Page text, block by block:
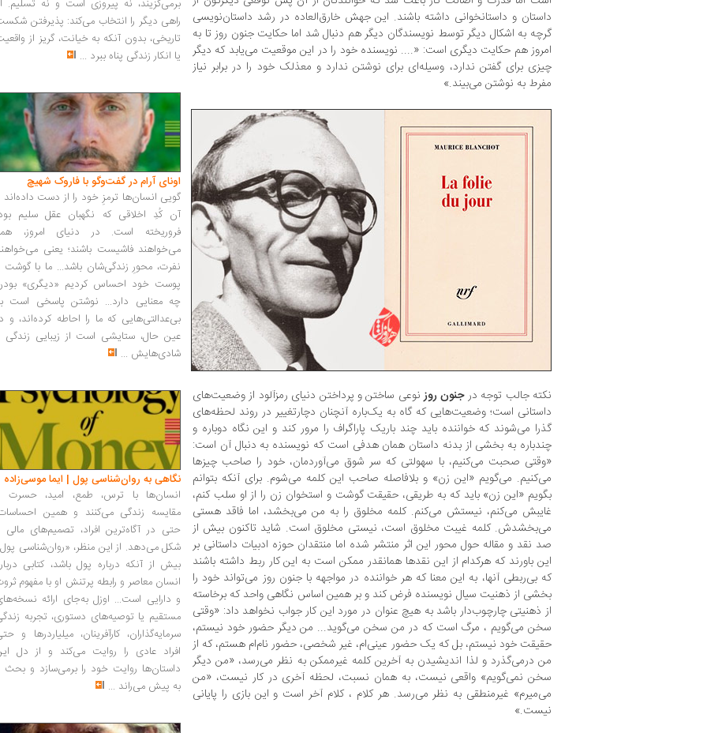
داستان و داستانخوانی داشته باشند. این جهش خارق‌العاده در رشد داستان‌نویسی
گرچه به اشکال دیگر توسط نویسندگان دیگر هم دنبال شد اما حکایت جنون روز تا به
امروز هم حکایت دیگری است: «.... نویسنده خود را در این موقعیت می‌یابد که دیگر
چیزی برای گفتن ندارد، وسیله‌ای برای نوشتن ندارد و معذلک خود را در برابر نیاز
مفرط به نوشتن می‌بیند.»
نکته جالب توجه درجنون روزنوعی ساختن و پرداختن دنیای رمزآلود از وضعیت‌های
داستانی است؛ وضعیت‌هایی که گاه به یک‌باره آنچنان دچارتغییر در روند لحظه‌های
گذرا می‌شوند که خواننده باید چند باریک پاراگراف را مرور کند و این نگاه دوباره و
چندباره به بخشی از بدنه داستان همان هدفی است که نویسنده به دنبال آن است:
«وقتی صحبت می‌کنیم، با سهولتی که سر شوق می‌آوردمان، خود را صاحب چیزها
می‌کنیم. می‌گویم «این زن» و بلافاصله صاحب این کلمه می‌شوم. برای آنکه بتوانم
بگویم «این زن» باید که به طریقی، حقیقت گوشت و استخوان زن را از او سلب ‌کنم،
غایبش می‌کنم، نیستش می‌کنم. کلمه مخلوق را به من می‌بخشد، اما فاقد هستی
می‌بخشدش. کلمه غیبت مخلوق است، نیستی مخلوق است. شاید تاکنون بیش از
صد نقد و مقاله حول محور این اثر منتشر شده اما منتقدان حوزه ادبیات داستانی بر
این باورند که هرکدام از این نقدها همانقدر ممکن است به این کار ربط داشته باشند
که بی‌ربطی آنها، به این معنا که هر خواننده در مواجهه با جنون روز می‌تواند خود را
بخشی از ذهنیت سیال نویسنده فرض کند و بر همین اساس نگاهی واحد که برخاسته
از ذهنیتی چارچوب‌دار باشد به هیچ عنوان در مورد این کار جواب نخواهد داد: «وقتی
سخن می‌گویم ، مرگ است که در من سخن می‌گوید... من دیگر حضور خود نیستم،
حقیقت خود نیستم، بل که یک حضور عینی‌ام، غیر شخصی، حضور نام‌ام هستم، که از
من درمی‌گذرد و لذا اندیشیدن به آخرین کلمه غیرممکن به نظر می‌رسد، «من دیگر
سخن نمی‌گویم» واقعی نیست، به همان نسبت، لحظه آخری در کار نیست، «من
می‌میرم» غیرمنطقی به نظر می‌رسد. هر کلام ، کلام آخر است و این بازی را پایانی
نیست.»
برمی‌گزیند، نه پیروزی است و نه تسلیم.
راهی دیگر را انتخاب می‌کند: پذیرفتن
تاریخی، بدون آنکه به خیانت، گریز از
یا انکار زندگی پناه ببرد ...
اونای آرام در گفت‌وگو با فاروک شهیچ‭
گویی انسان‌ها ترمزِ خود را از دست داده‌اند
آن کُدِ اخلاقی که نگهبان عقل سلیم
فروریخته است. در دنیای امروز،
می‌خواهند فاشیست باشند؛ یعنی
نفرت، محورِ زندگی‌شان باشد... ما با گوشت
پوست خود احساس کردیم «دیگری»
چه معنایی دارد... نوشتن پاسخی است
بی‌عدالتی‌هایی که ما را احاطه کرده‌اند، و
عین حال، ستایشی است از زیبایی زندگی
شادی‌هایش ...
نگاهی به روان‌شناسی پول | ایما موسی‌زاده
انسان‌ها با ترس، طمع، امید، حسرت
مقایسه زندگی می‌کنند و همین
حتی در آگاه‌ترین افراد، تصمیم‌های مالی
شکل می‌دهد. از این منظر، «روان‌شناسی
بیش از آنکه درباره پول باشد، کتابی
انسان معاصر و رابطه پرتنش او با مفهوم
و دارایی است... اوزل به‌جای ارائه
مستقیم یا توصیه‌های دستوری، تجربه
سرمایه‌گذاران، کارآفرینان، میلیاردرها و
افراد عادی را روایت می‌کند و از دل
داستان‌ها روایت خود را برمی‌سازد و بحث
به پیش می‌راند ...